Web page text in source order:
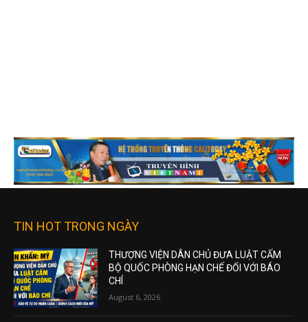
TIN HOT TRONG NGÀY
THƯỢNG VIỆN DÂN CHỦ ĐƯA LUẬT CẤM
BỘ QUỐC PHÒNG HẠN CHẾ ĐỐI VỚI BÁO
CHÍ
August 6, 2026